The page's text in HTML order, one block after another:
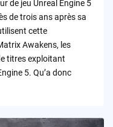
de jeu Unreal Engine 5
de trois ans après sa
cette
Awakens, les
titres exploitant
5. Qu’a donc